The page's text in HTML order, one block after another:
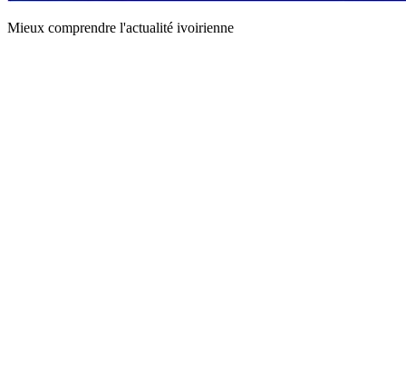
Mieux comprendre l'actualité ivoirienne